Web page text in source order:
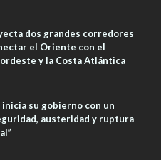
dos grandes corredores
el Oriente con el
y la Costa Atlántica
inicia su gobierno con un
austeridad y ruptura